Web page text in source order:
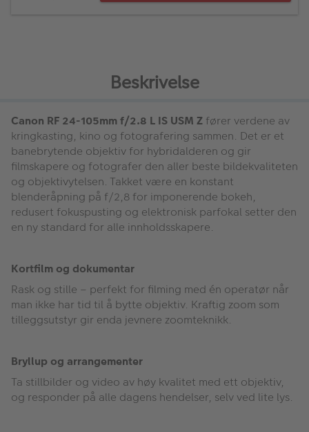
Beskrivelse
Canon RF 24-105mm f/2.8 L IS USM Z fører verdene av
kringkasting, kino og fotografering sammen. Det er et
banebrytende objektiv for hybridalderen og gir
filmskapere og fotografer den aller beste bildekvaliteten
og objektivytelsen. Takket være en konstant
blenderåpning på f/2,8 for imponerende bokeh,
redusert fokuspusting og elektronisk parfokal setter den
en ny standard for alle innholdsskapere.
Kortfilm og dokumentar
Rask og stille – perfekt for filming med én operatør når
man ikke har tid til å bytte objektiv. Kraftig zoom som
tilleggsutstyr gir enda jevnere zoomteknikk.
Bryllup og arrangementer
Ta stillbilder og video av høy kvalitet med ett objektiv,
og responder på alle dagens hendelser, selv ved lite lys.